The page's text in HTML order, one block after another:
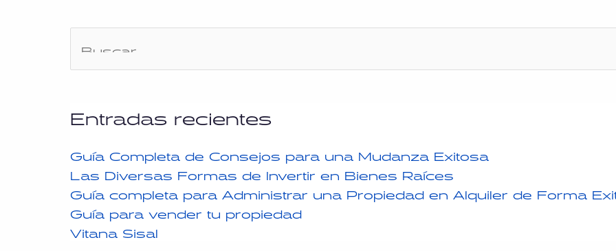
Entradas recientes
Guía Completa de Consejos para una Mudanza Exitosa
Las Diversas Formas de Invertir en Bienes Raíces
Guía completa para Administrar una Propiedad en Alquiler de Forma
Guía para vender tu propiedad
Vitana Sisal